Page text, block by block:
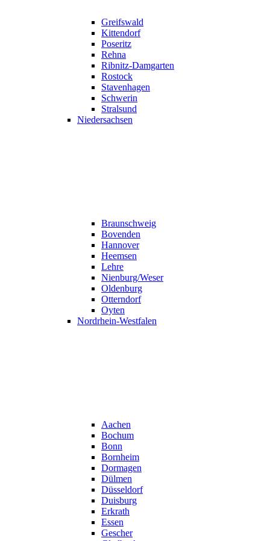
Greifswald
Kittendorf
Poseritz
Rehna
Ribnitz-Damgarten
Rostock
Stavenhagen
Schwerin
Stralsund
Niedersachsen
Braunschweig
Bovenden
Hannover
Heemsen
Lehre
Nienburg/Weser
Oldenburg
Otterndorf
Oyten
Nordrhein-Westfalen
Aachen
Bochum
Bonn
Bornheim
Dormagen
Dülmen
Düsseldorf
Duisburg
Erkrath
Essen
Gescher